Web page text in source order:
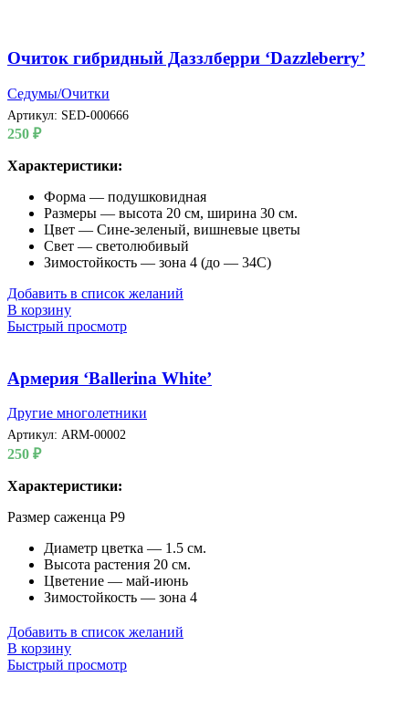
Очиток гибридный Даззлберри ‘Dazzleberry’
Седумы/Очитки
Артикул: SED-000666
250 ₽
Характеристики:
Форма — подушковидная
Размеры — высота 20 см, ширина 30 см.
Цвет — Сине-зеленый, вишневые цветы
Свет — светолюбивый
Зимостойкость — зона 4 (до — 34С)
Добавить в список желаний
В корзину
Быстрый просмотр
Армерия ‘Ballerina White’
Другие многолетники
Артикул: ARM-00002
250 ₽
Характеристики:
Размер саженца P9
Диаметр цветка — 1.5 см.
Высота растения 20 см.
Цветение — май-июнь
Зимостойкость — зона 4
Добавить в список желаний
В корзину
Быстрый просмотр